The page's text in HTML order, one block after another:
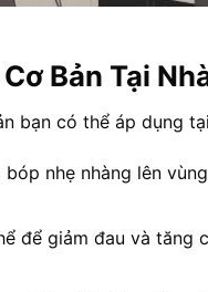
Bản Tại
bạn có thể áp dụng
nhẹ nhàng lên
để giảm đau và tăng